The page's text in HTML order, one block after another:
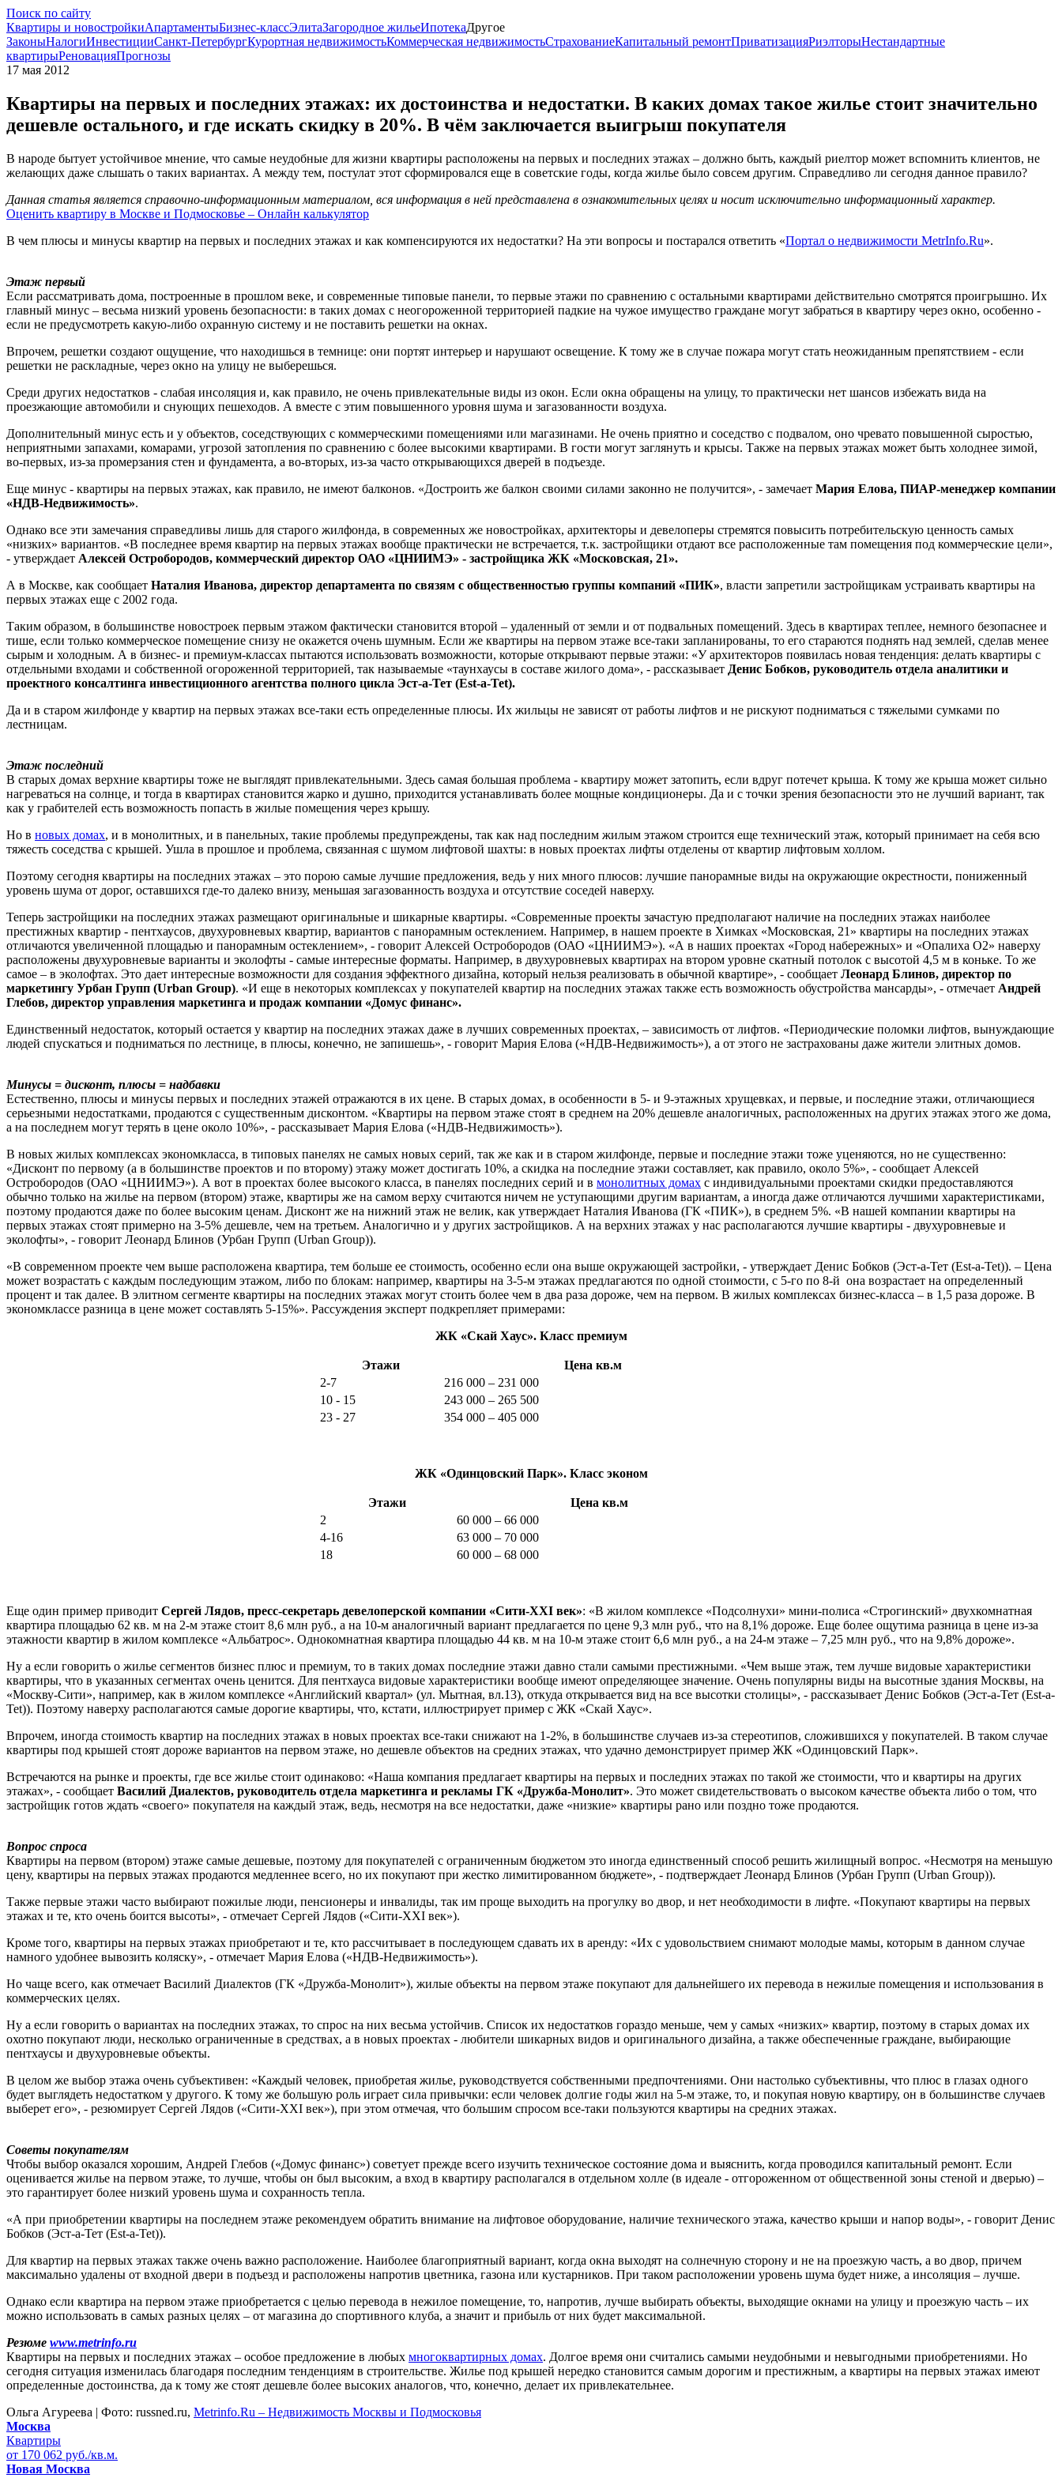
Поиск по сайту
Квартиры и новостройкиАпартаментыБизнес-классЭлитаЗагородное жильеИпотекаДругое
ЗаконыНалогиИнвестицииСанкт-ПетербургКурортная недвижимостьКоммерческая недвижимостьСтрахованиеКапитальный ремонтПриватизацияРиэлторыНестандартные
квартирыРеновацияПрогнозы
17 мая 2012
Квартиры на первых и последних этажах: их достоинства и недостатки. В каких домах такое жилье стоит значительно
дешевле остального, и где искать скидку в 20%. В чём заключается выигрыш покупателя
В народе бытует устойчивое мнение, что самые неудобные для жизни квартиры расположены на первых и последних этажах – должно быть, каждый риелтор может вспомнить клиентов, не
желающих даже слышать о таких вариантах. А между тем, постулат этот сформировался еще в советские годы, когда жилье было совсем другим. Справедливо ли сегодня данное правило?
Данная статья является справочно-информационным материалом, вся информация в ней представлена в ознакомительных целях и носит исключительно информационный характер.
Оценить квартиру в Москве и Подмосковье – Онлайн калькулятор
В чем плюсы и минусы квартир на первых и последних этажах и как компенсируются их недостатки? На эти вопросы и постарался ответить «Портал о недвижимости MetrInfo.Ru».
Этаж первый
Если рассматривать дома, построенные в прошлом веке, и современные типовые панели, то первые этажи по сравнению с остальными квартирами действительно смотрятся проигрышно. Их
главный минус – весьма низкий уровень безопасности: в таких домах с неогороженной территорией падкие на чужое имущество граждане могут забраться в квартиру через окно, особенно -
если не предусмотреть какую-либо охранную систему и не поставить решетки на окнах.
Впрочем, решетки создают ощущение, что находишься в темнице: они портят интерьер и нарушают освещение. К тому же в случае пожара могут стать неожиданным препятствием - если
решетки не раскладные, через окно на улицу не выберешься.
Среди других недостатков - слабая инсоляция и, как правило, не очень привлекательные виды из окон. Если окна обращены на улицу, то практически нет шансов избежать вида на
проезжающие автомобили и снующих пешеходов. А вместе с этим повышенного уровня шума и загазованности воздуха.
Дополнительный минус есть и у объектов, соседствующих с коммерческими помещениями или магазинами. Не очень приятно и соседство с подвалом, оно чревато повышенной сыростью,
неприятными запахами, комарами, угрозой затопления по сравнению с более высокими квартирами. В гости могут заглянуть и крысы. Также на первых этажах может быть холоднее зимой,
во-первых, из-за промерзания стен и фундамента, а во-вторых, из-за часто открывающихся дверей в подъезде.
Еще минус - квартиры на первых этажах, как правило, не имеют балконов. «Достроить же балкон своими силами законно не получится», - замечает Мария Елова, ПИАР-менеджер компании
«НДВ-Недвижимость».
Однако все эти замечания справедливы лишь для старого жилфонда, в современных же новостройках, архитекторы и девелоперы стремятся повысить потребительскую ценность самых
«низких» вариантов. «В последнее время квартир на первых этажах вообще практически не встречается, т.к. застройщики отдают все расположенные там помещения под коммерческие цели»,
- утверждает Алексей Остробородов, коммерческий директор ОАО «ЦНИИМЭ» - застройщика ЖК «Московская, 21».
А в Москве, как сообщает Наталия Иванова, директор департамента по связям с общественностью группы компаний «ПИК», власти запретили застройщикам устраивать квартиры на
первых этажах еще с 2002 года.
Таким образом, в большинстве новостроек первым этажом фактически становится второй – удаленный от земли и от подвальных помещений. Здесь в квартирах теплее, немного безопаснее и
тише, если только коммерческое помещение снизу не окажется очень шумным. Если же квартиры на первом этаже все-таки запланированы, то его стараются поднять над землей, сделав менее
сырым и холодным. А в бизнес- и премиум-классах пытаются использовать возможности, которые открывают первые этажи: «У архитекторов появилась новая тенденция: делать квартиры с
отдельными входами и собственной огороженной территорией, так называемые «таунхаусы в составе жилого дома», - рассказывает Денис Бобков, руководитель отдела аналитики и
проектного консалтинга инвестиционного агентства полного цикла Эст-а-Тет (Est-a-Tet).
Да и в старом жилфонде у квартир на первых этажах все-таки есть определенные плюсы. Их жильцы не зависят от работы лифтов и не рискуют подниматься с тяжелыми сумками по
лестницам.
Этаж последний
В старых домах верхние квартиры тоже не выглядят привлекательными. Здесь самая большая проблема - квартиру может затопить, если вдруг потечет крыша. К тому же крыша может сильно
нагреваться на солнце, и тогда в квартирах становится жарко и душно, приходится устанавливать более мощные кондиционеры. Да и с точки зрения безопасности это не лучший вариант, так
как у грабителей есть возможность попасть в жилые помещения через крышу.
Но в новых домах, и в монолитных, и в панельных, такие проблемы предупреждены, так как над последним жилым этажом строится еще технический этаж, который принимает на себя всю
тяжесть соседства с крышей. Ушла в прошлое и проблема, связанная с шумом лифтовой шахты: в новых проектах лифты отделены от квартир лифтовым холлом.
Поэтому сегодня квартиры на последних этажах – это порою самые лучшие предложения, ведь у них много плюсов: лучшие панорамные виды на окружающие окрестности, пониженный
уровень шума от дорог, оставшихся где-то далеко внизу, меньшая загазованность воздуха и отсутствие соседей наверху.
Теперь застройщики на последних этажах размещают оригинальные и шикарные квартиры. «Современные проекты зачастую предполагают наличие на последних этажах наиболее
престижных квартир - пентхаусов, двухуровневых квартир, вариантов с панорамным остеклением. Например, в нашем проекте в Химках «Московская, 21» квартиры на последних этажах
отличаются увеличенной площадью и панорамным остеклением», - говорит Алексей Остробородов (ОАО «ЦНИИМЭ»). «А в наших проектах «Город набережных» и «Опалиха О2» наверху
расположены двухуровневые варианты и эколофты - самые интересные форматы. Например, в двухуровневых квартирах на втором уровне скатный потолок с высотой 4,5 м в коньке. То же
самое – в эколофтах. Это дает интересные возможности для создания эффектного дизайна, который нельзя реализовать в обычной квартире», - сообщает Леонард Блинов, директор по
маркетингу Урбан Групп (Urban Group). «И еще в некоторых комплексах у покупателей квартир на последних этажах также есть возможность обустройства мансарды», - отмечает Андрей
Глебов, директор управления маркетинга и продаж компании «Домус финанс».
Единственный недостаток, который остается у квартир на последних этажах даже в лучших современных проектах, – зависимость от лифтов. «Периодические поломки лифтов, вынуждающие
людей спускаться и подниматься по лестнице, в плюсы, конечно, не запишешь», - говорит Мария Елова («НДВ-Недвижимость»), а от этого не застрахованы даже жители элитных домов.
Минусы = дисконт, плюсы = надбавки
Естественно, плюсы и минусы первых и последних этажей отражаются в их цене. В старых домах, в особенности в 5- и 9-этажных хрущевках, и первые, и последние этажи, отличающиеся
серьезными недостатками, продаются с существенным дисконтом. «Квартиры на первом этаже стоят в среднем на 20% дешевле аналогичных, расположенных на других этажах этого же дома,
а на последнем могут терять в цене около 10%», - рассказывает Мария Елова («НДВ-Недвижимость»).
В новых жилых комплексах экономкласса, в типовых панелях не самых новых серий, так же как и в старом жилфонде, первые и последние этажи тоже уценяются, но не существенно:
«Дисконт по первому (а в большинстве проектов и по второму) этажу может достигать 10%, а скидка на последние этажи составляет, как правило, около 5%», - сообщает Алексей
Остробородов (ОАО «ЦНИИМЭ»). А вот в проектах более высокого класса, в панелях последних серий и в монолитных домах с индивидуальными проектами скидки предоставляются
обычно только на жилье на первом (втором) этаже, квартиры же на самом верху считаются ничем не уступающими другим вариантам, а иногда даже отличаются лучшими характеристиками,
поэтому продаются даже по более высоким ценам. Дисконт же на нижний этаж не велик, как утверждает Наталия Иванова (ГК «ПИК»), в среднем 5%. «В нашей компании квартиры на
первых этажах стоят примерно на 3-5% дешевле, чем на третьем. Аналогично и у других застройщиков. А на верхних этажах у нас располагаются лучшие квартиры - двухуровневые и
эколофты», - говорит Леонард Блинов (Урбан Групп (Urban Group)).
«В современном проекте чем выше расположена квартира, тем больше ее стоимость, особенно если она выше окружающей застройки, - утверждает Денис Бобков (Эст-а-Тет (Est-a-Tet)). – Цена
может возрастать с каждым последующим этажом, либо по блокам: например, квартиры на 3-5-м этажах предлагаются по одной стоимости, с 5-го по 8-й она возрастает на определенный
процент и так далее. В элитном сегменте квартиры на последних этажах могут стоить более чем в два раза дороже, чем на первом. В жилых комплексах бизнес-класса – в 1,5 раза дороже. В
экономклассе разница в цене может составлять 5-15%». Рассуждения эксперт подкрепляет примерами:
ЖК «Скай Хаус». Класс премиум
Этажи
Цена кв.м
2-7
216 000 – 231 000
10 - 15
243 000 – 265 500
23 - 27
354 000 – 405 000
ЖК «Одинцовский Парк». Класс эконом
Этажи
Цена кв.м
2
60 000 – 66 000
4-16
63 000 – 70 000
18
60 000 – 68 000
Еще один пример приводит Сергей Лядов, пресс-секретарь девелоперской компании «Сити-XXI век»: «В жилом комплексе «Подсолнухи» мини-полиса «Строгинский» двухкомнатная
квартира площадью 62 кв. м на 2-м этаже стоит 8,6 млн руб., а на 10-м аналогичный вариант предлагается по цене 9,3 млн руб., что на 8,1% дороже. Еще более ощутима разница в цене из-за
этажности квартир в жилом комплексе «Альбатрос». Однокомнатная квартира площадью 44 кв. м на 10-м этаже стоит 6,6 млн руб., а на 24-м этаже – 7,25 млн руб., что на 9,8% дороже».
Ну а если говорить о жилье сегментов бизнес плюс и премиум, то в таких домах последние этажи давно стали самыми престижными. «Чем выше этаж, тем лучше видовые характеристики
квартиры, что в указанных сегментах очень ценится. Для пентхауса видовые характеристики вообще имеют определяющее значение. Очень популярны виды на высотные здания Москвы, на
«Москву-Сити», например, как в жилом комплексе «Английский квартал» (ул. Мытная, вл.13), откуда открывается вид на все высотки столицы», - рассказывает Денис Бобков (Эст-а-Тет (Est-a-
Tet)). Поэтому наверху располагаются самые дорогие квартиры, что, кстати, иллюстрирует пример с ЖК «Скай Хаус».
Впрочем, иногда стоимость квартир на последних этажах в новых проектах все-таки снижают на 1-2%, в большинстве случаев из-за стереотипов, сложившихся у покупателей. В таком случае
квартиры под крышей стоят дороже вариантов на первом этаже, но дешевле объектов на средних этажах, что удачно демонстрирует пример ЖК «Одинцовский Парк».
Встречаются на рынке и проекты, где все жилье стоит одинаково: «Наша компания предлагает квартиры на первых и последних этажах по такой же стоимости, что и квартиры на других
этажах», - сообщает Василий Диалектов, руководитель отдела маркетинга и рекламы ГК «Дружба-Монолит». Это может свидетельствовать о высоком качестве объекта либо о том, что
застройщик готов ждать «своего» покупателя на каждый этаж, ведь, несмотря на все недостатки, даже «низкие» квартиры рано или поздно тоже продаются.
Вопрос спроса
Квартиры на первом (втором) этаже самые дешевые, поэтому для покупателей с ограниченным бюджетом это иногда единственный способ решить жилищный вопрос. «Несмотря на меньшую
цену, квартиры на первых этажах продаются медленнее всего, но их покупают при жестко лимитированном бюджете», - подтверждает Леонард Блинов (Урбан Групп (Urban Group)).
Также первые этажи часто выбирают пожилые люди, пенсионеры и инвалиды, так им проще выходить на прогулку во двор, и нет необходимости в лифте. «Покупают квартиры на первых
этажах и те, кто очень боится высоты», - отмечает Сергей Лядов («Сити-XXI век»).
Кроме того, квартиры на первых этажах приобретают и те, кто рассчитывает в последующем сдавать их в аренду: «Их с удовольствием снимают молодые мамы, которым в данном случае
намного удобнее вывозить коляску», - отмечает Мария Елова («НДВ-Недвижимость»).
Но чаще всего, как отмечает Василий Диалектов (ГК «Дружба-Монолит»), жилые объекты на первом этаже покупают для дальнейшего их перевода в нежилые помещения и использования в
коммерческих целях.
Ну а если говорить о вариантах на последних этажах, то спрос на них весьма устойчив. Список их недостатков гораздо меньше, чем у самых «низких» квартир, поэтому в старых домах их
охотно покупают люди, несколько ограниченные в средствах, а в новых проектах - любители шикарных видов и оригинального дизайна, а также обеспеченные граждане, выбирающие
пентхаусы и двухуровневые объекты.
В целом же выбор этажа очень субъективен: «Каждый человек, приобретая жилье, руководствуется собственными предпочтениями. Они настолько субъективны, что плюс в глазах одного
будет выглядеть недостатком у другого. К тому же большую роль играет сила привычки: если человек долгие годы жил на 5-м этаже, то, и покупая новую квартиру, он в большинстве случаев
выберет его», - резюмирует Сергей Лядов («Сити-XXI век»), при этом отмечая, что большим спросом все-таки пользуются квартиры на средних этажах.
Советы покупателям
Чтобы выбор оказался хорошим, Андрей Глебов («Домус финанс») советует прежде всего изучить техническое состояние дома и выяснить, когда проводился капитальный ремонт. Если
оценивается жилье на первом этаже, то лучше, чтобы он был высоким, а вход в квартиру располагался в отдельном холле (в идеале - отгороженном от общественной зоны стеной и дверью) –
это гарантирует более низкий уровень шума и сохранность тепла.
«А при приобретении квартиры на последнем этаже рекомендуем обратить внимание на лифтовое оборудование, наличие технического этажа, качество крыши и напор воды», - говорит Денис
Бобков (Эст-а-Тет (Est-a-Tet)).
Для квартир на первых этажах также очень важно расположение. Наиболее благоприятный вариант, когда окна выходят на солнечную сторону и не на проезжую часть, а во двор, причем
максимально удалены от входной двери в подъезд и расположены напротив цветника, газона или кустарников. При таком расположении уровень шума будет ниже, а инсоляция – лучше.
Однако если квартира на первом этаже приобретается с целью перевода в нежилое помещение, то, напротив, лучше выбирать объекты, выходящие окнами на улицу и проезжую часть – их
можно использовать в самых разных целях – от магазина до спортивного клуба, а значит и прибыль от них будет максимальной.
Резюме www.metrinfo.ru
Квартиры на первых и последних этажах – особое предложение в любых многоквартирных домах. Долгое время они считались самыми неудобными и невыгодными приобретениями. Но
сегодня ситуация изменилась благодаря последним тенденциям в строительстве. Жилье под крышей нередко становится самым дорогим и престижным, а квартиры на первых этажах имеют
определенные достоинства, да к тому же стоят дешевле более высоких аналогов, что, конечно, делает их привлекательнее.
Ольга Агуреева | Фото: russned.ru, Metrinfo.Ru – Недвижимость Москвы и Подмосковья
Москва
Квартиры
от 170 062 руб./кв.м.
Новая Москва